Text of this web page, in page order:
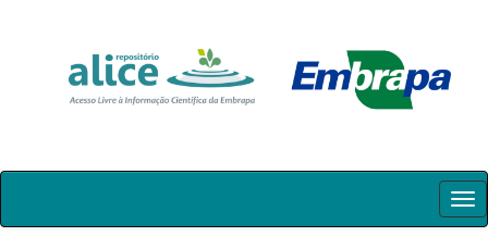
Skip